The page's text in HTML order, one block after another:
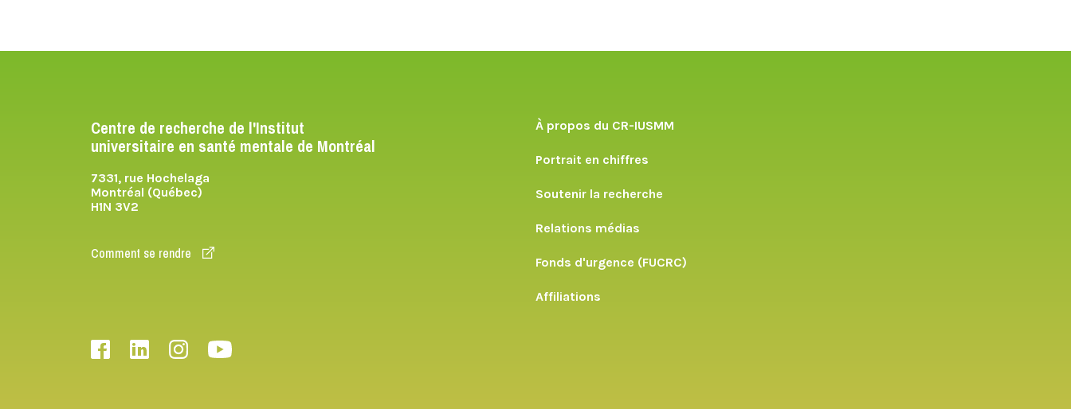
Centre de recherche de l'Institut
universitaire en santé mentale de Montréal
7331, rue Hochelaga
Montréal (Québec)
H1N 3V2
Comment se rendre
À propos du CR-IUSMM
Portrait en chiffres
Soutenir la recherche
Relations médias
Fonds d'urgence (FUCRC)
Affiliations